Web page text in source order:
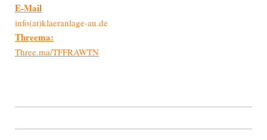
E-Mail
info(at)klaeranlage-au.de
Threema:
Three.ma/TFFRAWTN